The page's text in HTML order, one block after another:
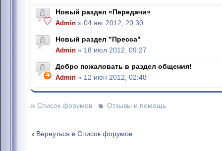
Новый раздел «Передачи»
Admin » 04 авг 2012, 20:30
Новый раздел "Пресса"
Admin » 18 июл 2012, 09:27
Добро пожаловать в раздел общения!
Admin » 12 июн 2012, 02:48
» Список форумов Отзывы и помощь
Вернуться в Список форумов